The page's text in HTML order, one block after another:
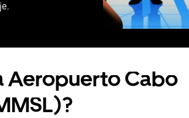
Aeropuerto Cabo